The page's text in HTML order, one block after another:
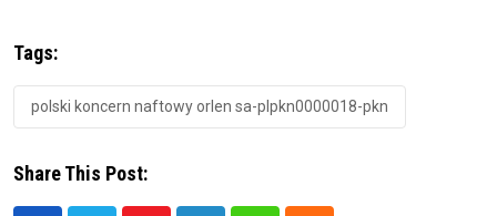
Tags:
polski koncern naftowy orlen sa-plpkn0000018-pkn
Share This Post: